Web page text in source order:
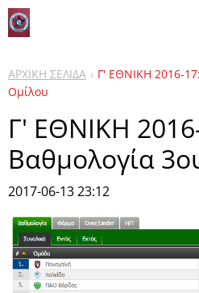
ΑΡΧΙΚΗ ΣΕΛΙΔΑ
Γ' ΕΘΝΙΚΗ 2016-
Ομίλου
Γ' ΕΘΝΙΚΗ
Βαθμολογία
2017-06-13 23:12